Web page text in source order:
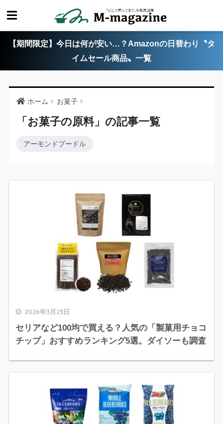
【期間限定】今日は何が安い…？Amazonの日替わり〝タ
イムセール商品〟一覧
ホーム お菓子
「お菓子の原料」の記事一覧
アーモンドプードル
2026年3月23日
セリアなど100均で買える？人気の「製菓用チョコ
チップ」おすすめランキング5選。ダイソーも調査